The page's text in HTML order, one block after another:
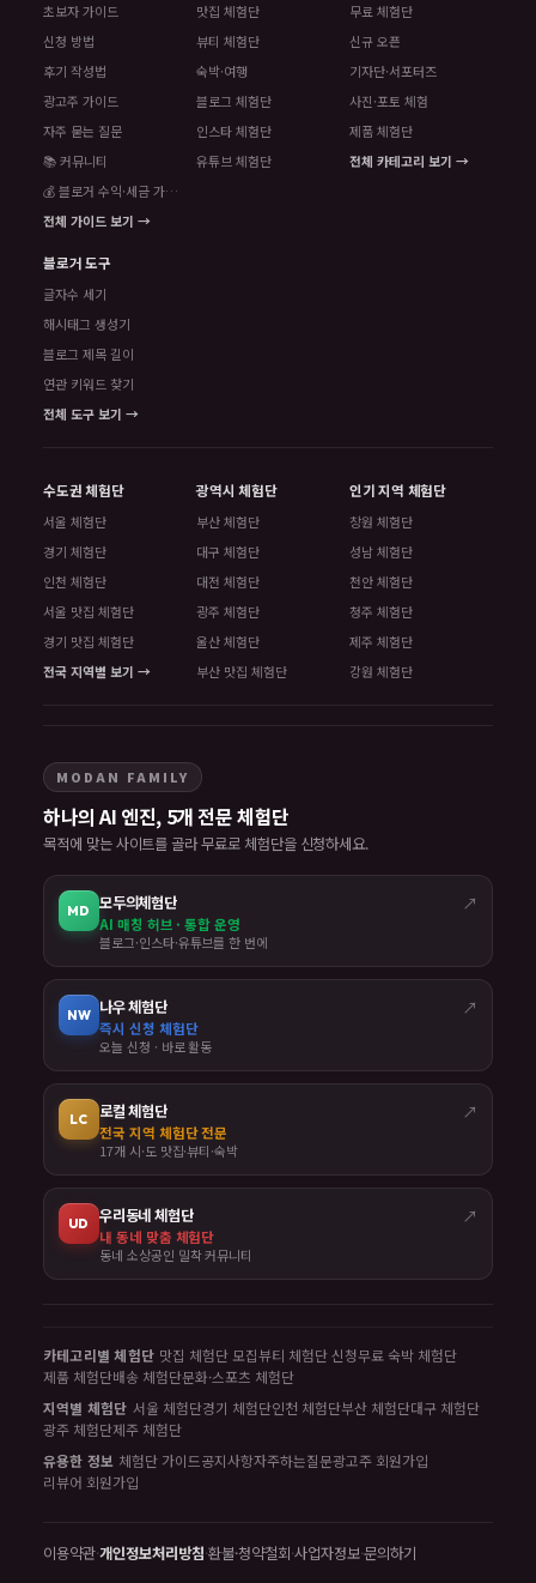
초보자 가이드
신청 방법
후기 작성법
광고주 가이드
자주 묻는 질문
📚 커뮤니티
💰 블로거 수익·세금 가이드
전체 가이드 보기 →
맛집 체험단
뷰티 체험단
숙박·여행
블로그 체험단
인스타 체험단
유튜브 체험단
무료 체험단
신규 오픈
기자단·서포터즈
사진·포토 체험
제품 체험단
전체 카테고리 보기 →
블로거 도구
글자수 세기
해시태그 생성기
블로그 제목 길이
연관 키워드 찾기
전체 도구 보기 →
수도권 체험단
서울 체험단
경기 체험단
인천 체험단
서울 맛집 체험단
경기 맛집 체험단
전국 지역별 보기 →
광역시 체험단
부산 체험단
대구 체험단
대전 체험단
광주 체험단
울산 체험단
부산 맛집 체험단
인기 지역 체험단
창원 체험단
성남 체험단
천안 체험단
청주 체험단
제주 체험단
강원 체험단
MODAN FAMILY
하나의 AI 엔진, 5개 전문 체험단
목적에 맞는 사이트를 골라 무료로 체험단을 신청하세요.
MD 모두의체험단 ↗
AI 매칭 허브 · 통합 운영
블로그·인스타·유튜브를 한 번에
NW 나우 체험단 ↗
즉시 신청 체험단
오늘 신청 · 바로 활동
LC 로컬 체험단 ↗
전국 지역 체험단 전문
17개 시·도 맛집·뷰티·숙박
UD 우리동네 체험단 ↗
내 동네 맞춤 체험단
동네 소상공인 밀착 커뮤니티
카테고리별 체험단 맛집 체험단 모집뷰티 체험단 신청무료 숙박 체험단
제품 체험단배송 체험단문화·스포츠 체험단
지역별 체험단 서울 체험단경기 체험단인천 체험단부산 체험단대구 체험단
광주 체험단제주 체험단
유용한 정보 체험단 가이드공지사항자주하는질문광고주 회원가입
리뷰어 회원가입
이용약관·개인정보처리방침·환불·청약철회·사업자정보·문의하기